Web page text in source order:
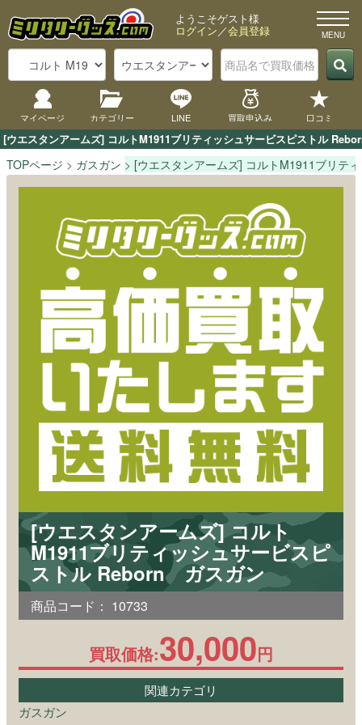
[ウエスタンアームズ] コルトM1911ブリティッシュサービスピストル
ようこそゲスト様
ログイン／会員登録
マイページ カテゴリー LINE 買取申込み 口コミ
TOPページ ガスガン [ウエスタンアームズ] コルトM1911ブリテ
[ウエスタンアームズ] コルト
M1911ブリティッシュサービスピ
ストル Reborn ガスガン
商品コード： 10733
買取価格:30,000円
関連カテゴリ
ガスガン